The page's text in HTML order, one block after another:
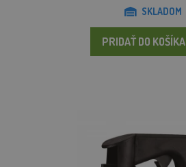
SKLADOM
PRIDAŤ DO KOŠÍKA